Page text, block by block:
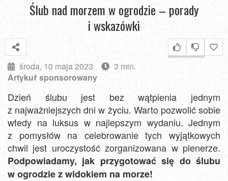
Ślub nad morzem w ogrodzie – porady
i wskazówki
środa, 10 maja 2023
3 min.
Artykuł sponsorowany
Dzień ślubu jest bez wątpienia jednym
z najważniejszych dni w życiu. Warto pozwolić sobie
wtedy na luksus w najlepszym wydaniu. Jednym
z pomysłów na celebrowanie tych wyjątkowych
chwil jest uroczystość zorganizowana w plenerze.
Podpowiadamy, jak przygotować się do ślubu
w ogrodzie z widokiem na morze!